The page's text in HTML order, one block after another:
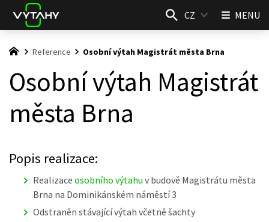
Reference Osobní výtah Magistrát města Brna
Osobní výtah Magistrát
města Brna
Popis realizace:
Realizace osobního výtahu v budově Magistrátu města
Brna na Dominikánském náměstí 3
Odstraněn stávající výtah včetně šachty
MENU
CZ